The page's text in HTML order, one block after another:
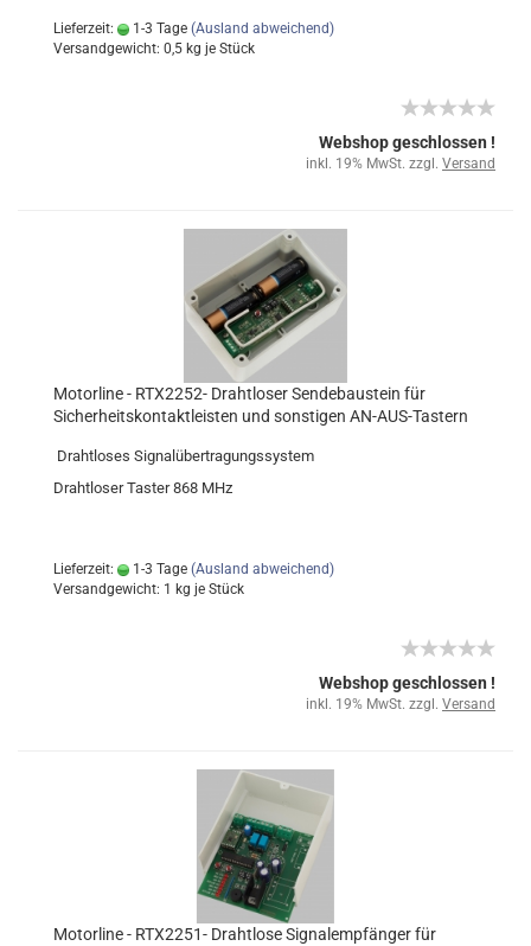
Lieferzeit: 1-3 Tage (Ausland abweichend)
Versandgewicht: 0,5 kg je Stück
Webshop geschlossen !
inkl. 19% MwSt. zzgl. Versand
Motorline - RTX2252- Drahtloser Sendebaustein für
Sicherheitskontaktleisten und sonstigen AN-AUS-Tastern
Drahtloses Signalübertragungssystem
Drahtloser Taster 868 MHz
Lieferzeit: 1-3 Tage (Ausland abweichend)
Versandgewicht: 1 kg je Stück
Webshop geschlossen !
inkl. 19% MwSt. zzgl. Versand
Motorline - RTX2251- Drahtlose Signalempfänger für